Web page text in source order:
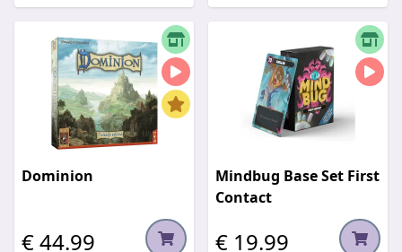
Dominion
€ 44.99
Mindbug Base Set First
Contact
€ 19.99